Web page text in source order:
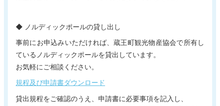
◆ ノルディックポールの貸し出し
事前にお申込みいただければ、蔵王町観光物産協会で所有し
ているノルディックポールを貸出しています。
お気軽にご相談ください。
規程及び申請書ダウンロード
貸出規程をご確認のうえ、申請書に必要事項を記入し、